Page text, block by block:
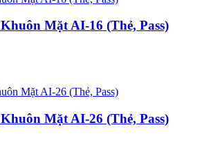
Mặt AI-16 (Thẻ, Pass)
Mặt AI-26 (Thẻ, Pass)